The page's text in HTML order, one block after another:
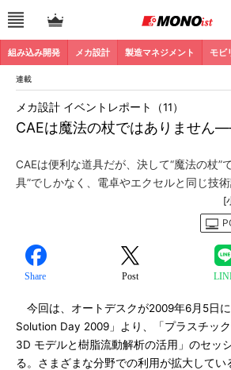
組み込み開発 メカ設計 製造マネジメント モビ
連載
CAEは魔法の杖ではありません
メカ設計 イベントレポート（11）
CAEは便利な道具だが、決して“魔法の杖”
具”でしかなく、電卓やエクセルと同じ技
[
Share Post
今回は、オートデスクが2009年6月5日
Solution Day 2009」より、「プラスチッ
3D モデルと樹脂流動解析の活用」のセッ
る。さまざまな分野での利用が拡大してい